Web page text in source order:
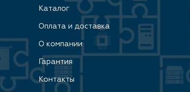
Каталог
Оплата и доставка
О компании
Гарантия
Контакты